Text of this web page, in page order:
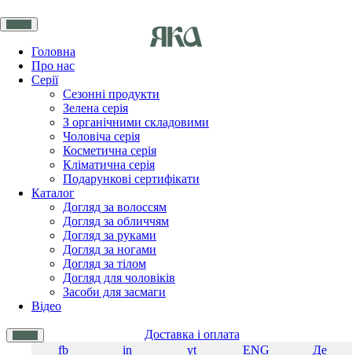
Головна
Про нас
Серії
Сезонні продукти
Зелена серія
З органічними складовими
Чоловіча серія
Косметична серія
Кліматична серія
Подарункові сертифікати
Каталог
Догляд за волоссям
Догляд за обличчям
Догляд за руками
Догляд за ногами
Догляд за тілом
Догляд для чоловіків
Засоби для засмаги
Відео
Доставка і оплата
Де
ENG
yt
in
fb